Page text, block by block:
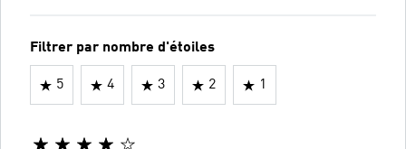
Filtrer par nombre d'étoiles
5 4 3 2 1